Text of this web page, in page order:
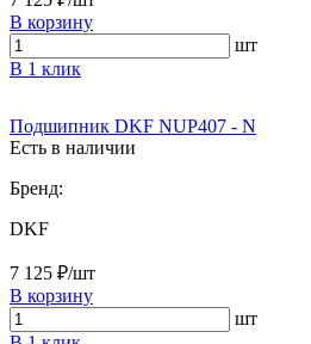
В корзину
шт
В 1 клик
Подшипник DKF NUP407 - N
Есть в наличии
Бренд:
DKF
7 125 ₽/шт
В корзину
шт